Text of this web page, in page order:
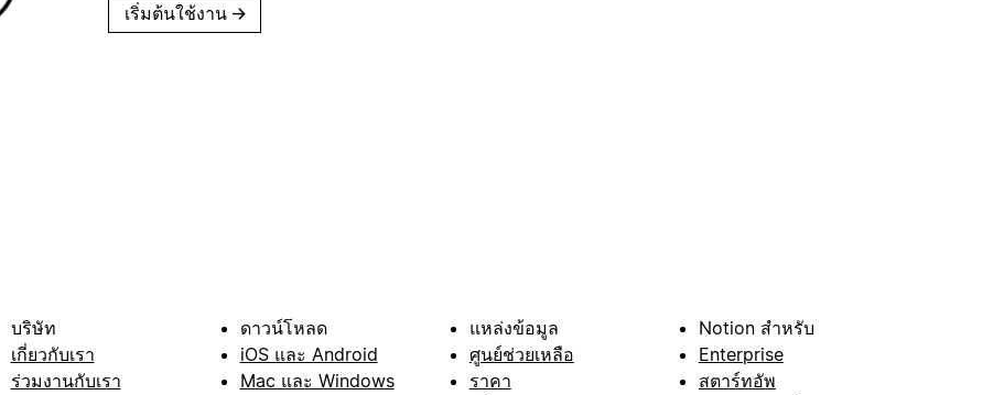
เริ่มต้นใช้งาน →
บริษัท
เกี่ยวกับเรา
ร่วมงานกับเรา
ดาวน์โหลด
iOS และ Android
Mac และ Windows
แหล่งข้อมูล
ศูนย์ช่วยเหลือ
ราคา
Notion สำหรับ
Enterprise
สตาร์ทอัพ